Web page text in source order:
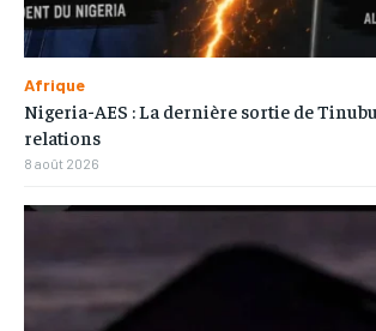
Afrique
Nigeria-AES : La dernière sortie de
relations
8 août 2026